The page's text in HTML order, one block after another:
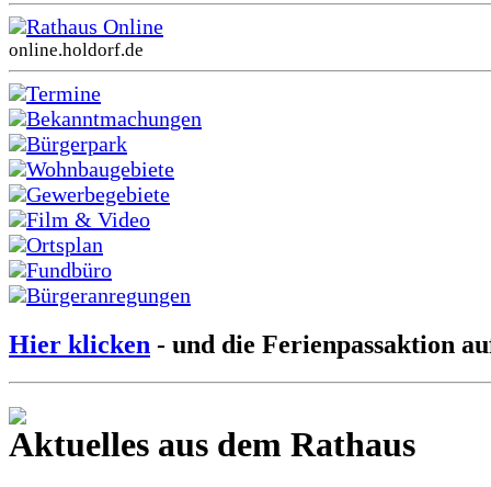
Rathaus Online
online.holdorf.de
Termine
Bekanntmachungen
Bürgerpark
Wohnbaugebiete
Gewerbegebiete
Film & Video
Ortsplan
Fundbüro
Bürgeranregungen
Hier klicken - und die Ferienpassaktion
Aktuelles aus dem Rathaus